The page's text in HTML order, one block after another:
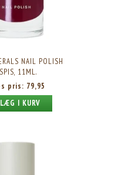
NAIL POLISH
11ML.
pris: 79,95
LÆG I KURV